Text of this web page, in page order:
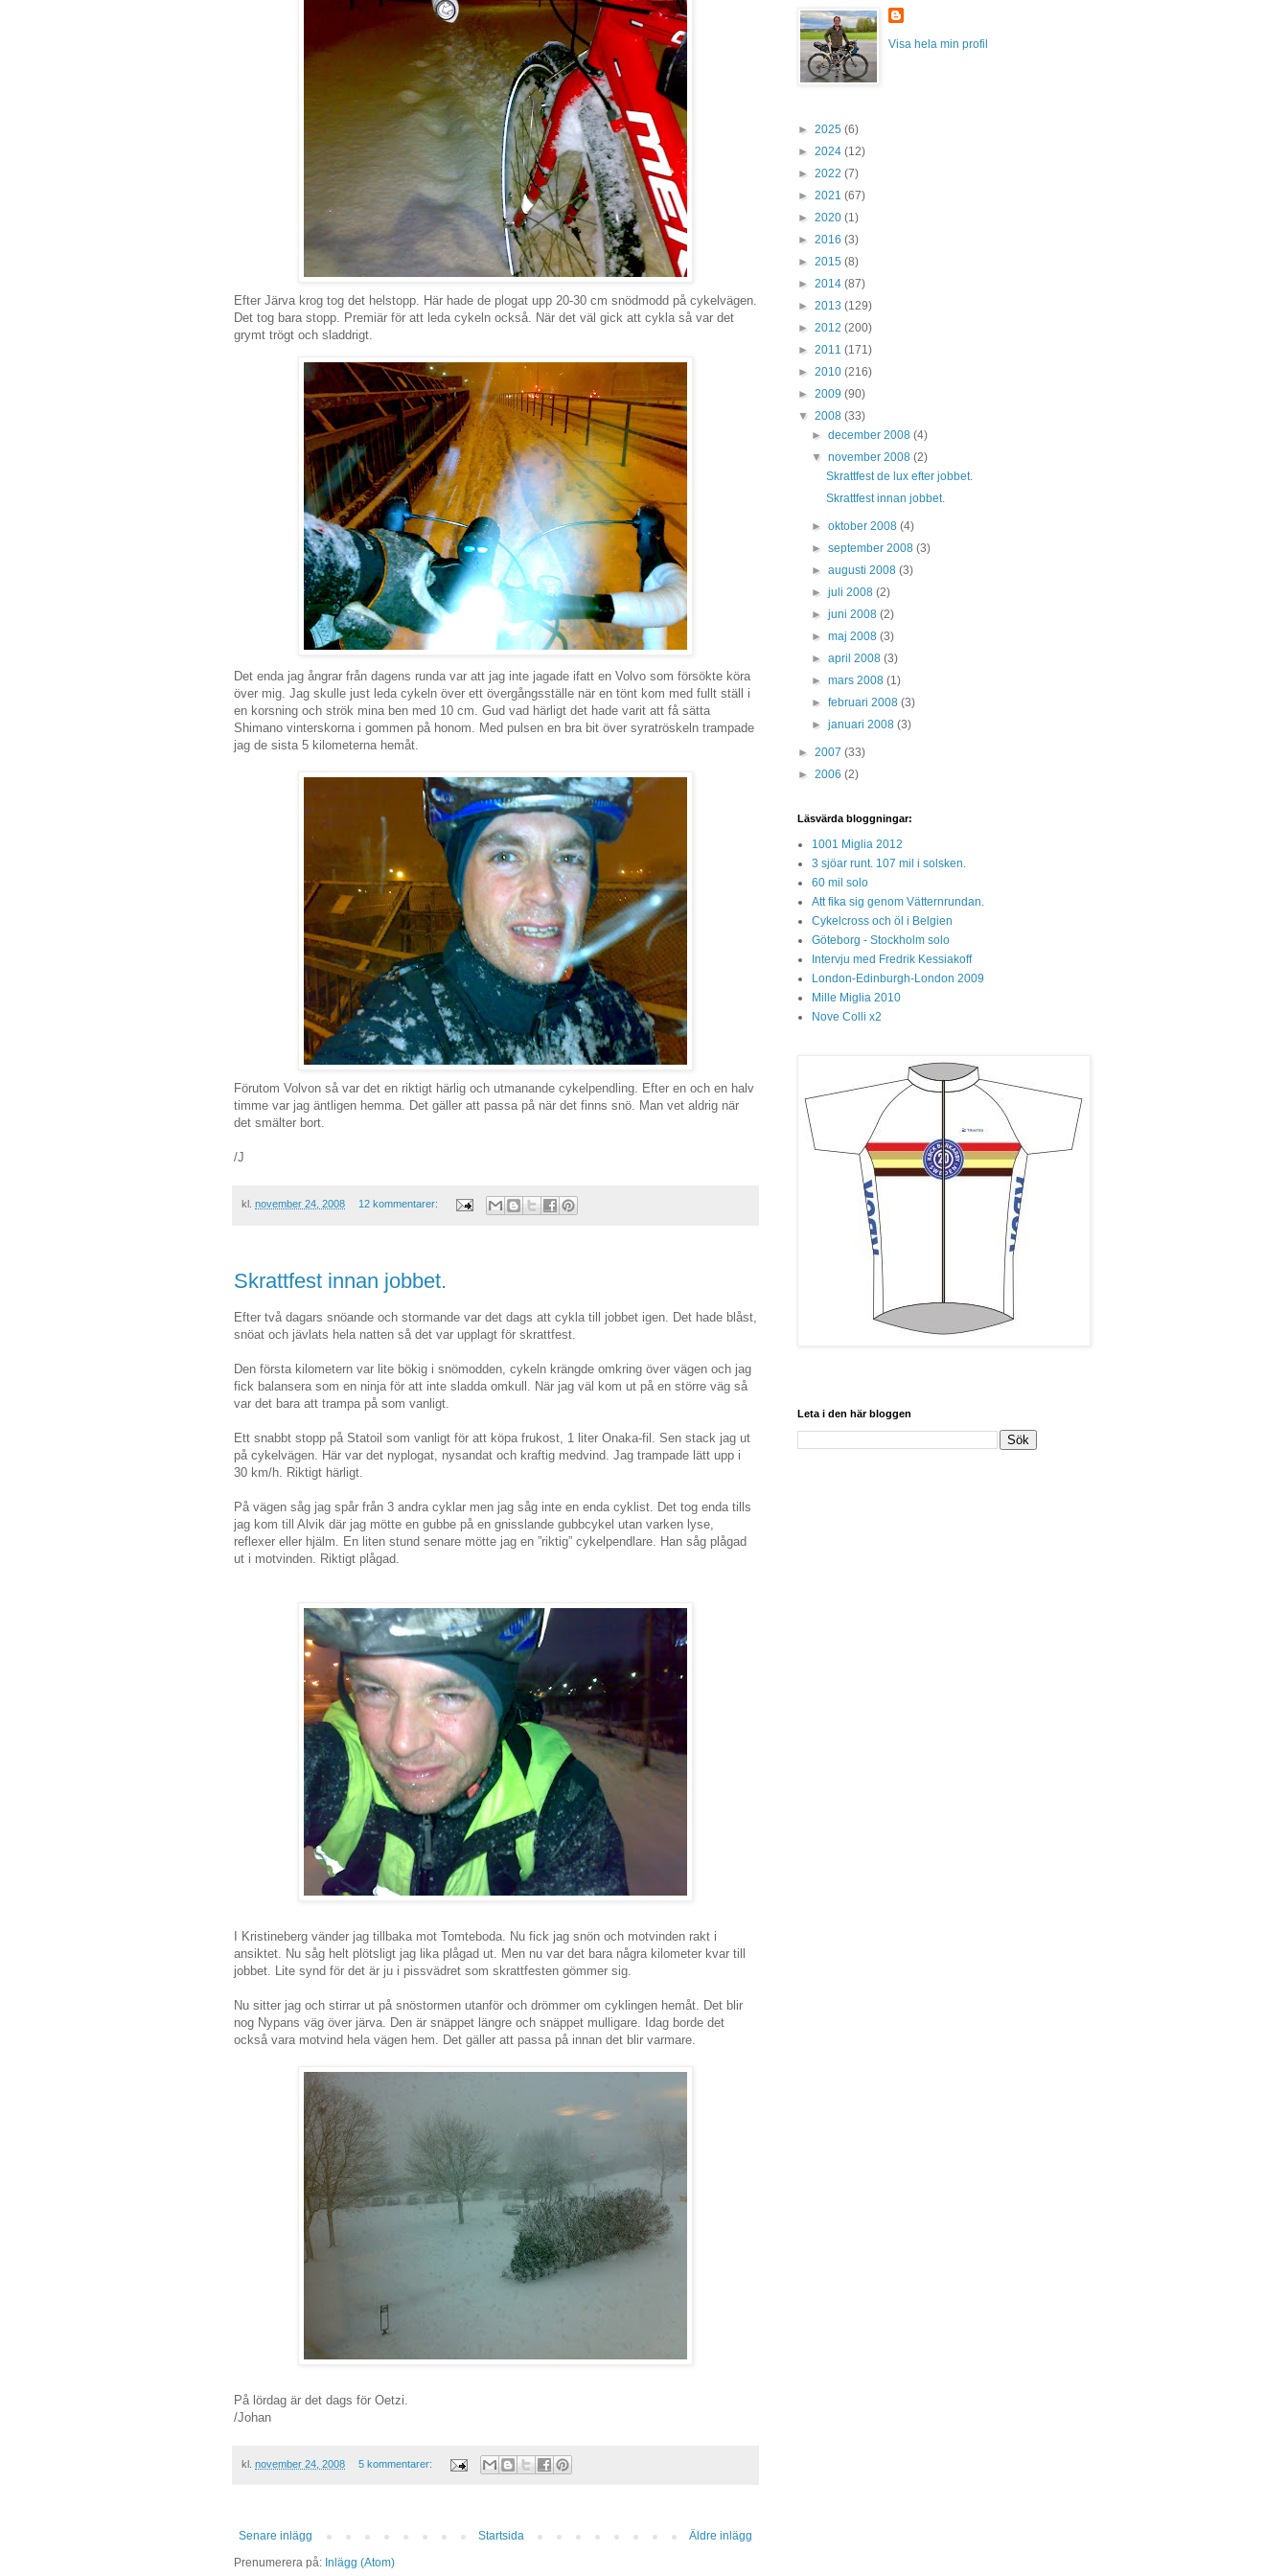
Efter Järva krog tog det helstopp. Här hade de plogat upp 20-30 cm snödmodd på cykelvägen.
Det tog bara stopp. Premiär för att leda cykeln också. När det väl gick att cykla så var det
grymt trögt och sladdrigt.
Det enda jag ångrar från dagens runda var att jag inte jagade ifatt en Volvo som försökte köra
över mig. Jag skulle just leda cykeln över ett övergångsställe när en tönt kom med fullt ställ i
en korsning och strök mina ben med 10 cm. Gud vad härligt det hade varit att få sätta
Shimano vinterskorna i gommen på honom. Med pulsen en bra bit över syratröskeln trampade
jag de sista 5 kilometerna hemåt.
Förutom Volvon så var det en riktigt härlig och utmanande cykelpendling. Efter en och en halv
timme var jag äntligen hemma. Det gäller att passa på när det finns snö. Man vet aldrig när
det smälter bort.
/J
kl. november 24, 2008 12 kommentarer:
Skrattfest innan jobbet.
Efter två dagars snöande och stormande var det dags att cykla till jobbet igen. Det hade blåst,
snöat och jävlats hela natten så det var upplagt för skrattfest.
Den första kilometern var lite bökig i snömodden, cykeln krängde omkring över vägen och jag
fick balansera som en ninja för att inte sladda omkull. När jag väl kom ut på en större väg så
var det bara att trampa på som vanligt.
Ett snabbt stopp på Statoil som vanligt för att köpa frukost, 1 liter Onaka-fil. Sen stack jag ut
på cykelvägen. Här var det nyplogat, nysandat och kraftig medvind. Jag trampade lätt upp i
30 km/h. Riktigt härligt.
På vägen såg jag spår från 3 andra cyklar men jag såg inte en enda cyklist. Det tog enda tills
jag kom till Alvik där jag mötte en gubbe på en gnisslande gubbcykel utan varken lyse,
reflexer eller hjälm. En liten stund senare mötte jag en ”riktig” cykelpendlare. Han såg plågad
ut i motvinden. Riktigt plågad.
I Kristineberg vänder jag tillbaka mot Tomteboda. Nu fick jag snön och motvinden rakt i
ansiktet. Nu såg helt plötsligt jag lika plågad ut. Men nu var det bara några kilometer kvar till
jobbet. Lite synd för det är ju i pissvädret som skrattfesten gömmer sig.
Nu sitter jag och stirrar ut på snöstormen utanför och drömmer om cyklingen hemåt. Det blir
nog Nypans väg över järva. Den är snäppet längre och snäppet mulligare. Idag borde det
också vara motvind hela vägen hem. Det gäller att passa på innan det blir varmare.
På lördag är det dags för Oetzi.
/Johan
kl. november 24, 2008 5 kommentarer:
Senare inlägg Äldre inlägg
Startsida
Prenumerera på: Inlägg (Atom)
Visa hela min profil
► 2025 (6)
► 2024 (12)
► 2022 (7)
► 2021 (67)
► 2020 (1)
► 2016 (3)
► 2015 (8)
► 2014 (87)
► 2013 (129)
► 2012 (200)
► 2011 (171)
► 2010 (216)
► 2009 (90)
▼ 2008 (33)
►december 2008(4)
▼november 2008(2)
Skrattfest de lux efter jobbet.
Skrattfest innan jobbet.
►oktober 2008(4)
►september 2008(3)
►augusti 2008(3)
►juli 2008(2)
►juni 2008(2)
►maj 2008(3)
►april 2008(3)
►mars 2008(1)
►februari 2008(3)
►januari 2008(3)
► 2007 (33)
► 2006 (2)
Läsvärda bloggningar:
1001 Miglia 2012
3 sjöar runt. 107 mil i solsken.
60 mil solo
Att fika sig genom Vätternrundan.
Cykelcross och öl i Belgien
Göteborg - Stockholm solo
Intervju med Fredrik Kessiakoff
London-Edinburgh-London 2009
Mille Miglia 2010
Nove Colli x2
Leta i den här bloggen